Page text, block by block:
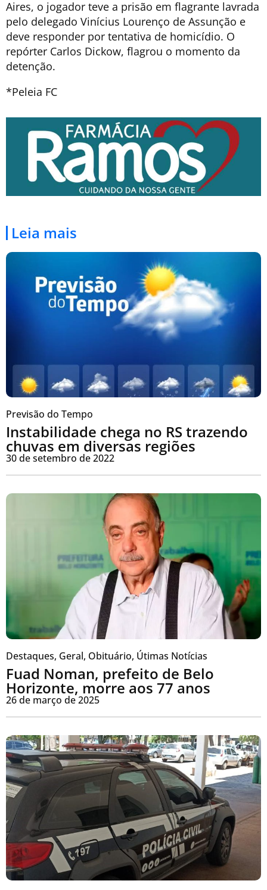
Aires, o jogador teve a prisão em flagrante lavrada
pelo delegado Vinícius Lourenço de Assunção e
deve responder por tentativa de homicídio. O
repórter Carlos Dickow, flagrou o momento da
detenção.
*Peleia FC
Leia mais
Previsão do Tempo
Instabilidade chega no RS trazendo
chuvas em diversas regiões
30 de setembro de 2022
Destaques, Geral, Obituário, Útimas Notícias
Fuad Noman, prefeito de Belo
Horizonte, morre aos 77 anos
26 de março de 2025